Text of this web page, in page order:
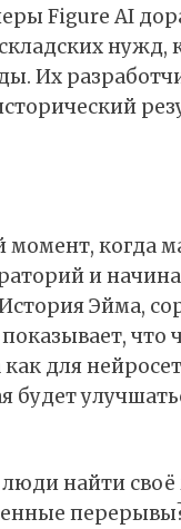
Figure AI
нужд,
Их
когда
и
Эйма,
что
для
будет
найти своё